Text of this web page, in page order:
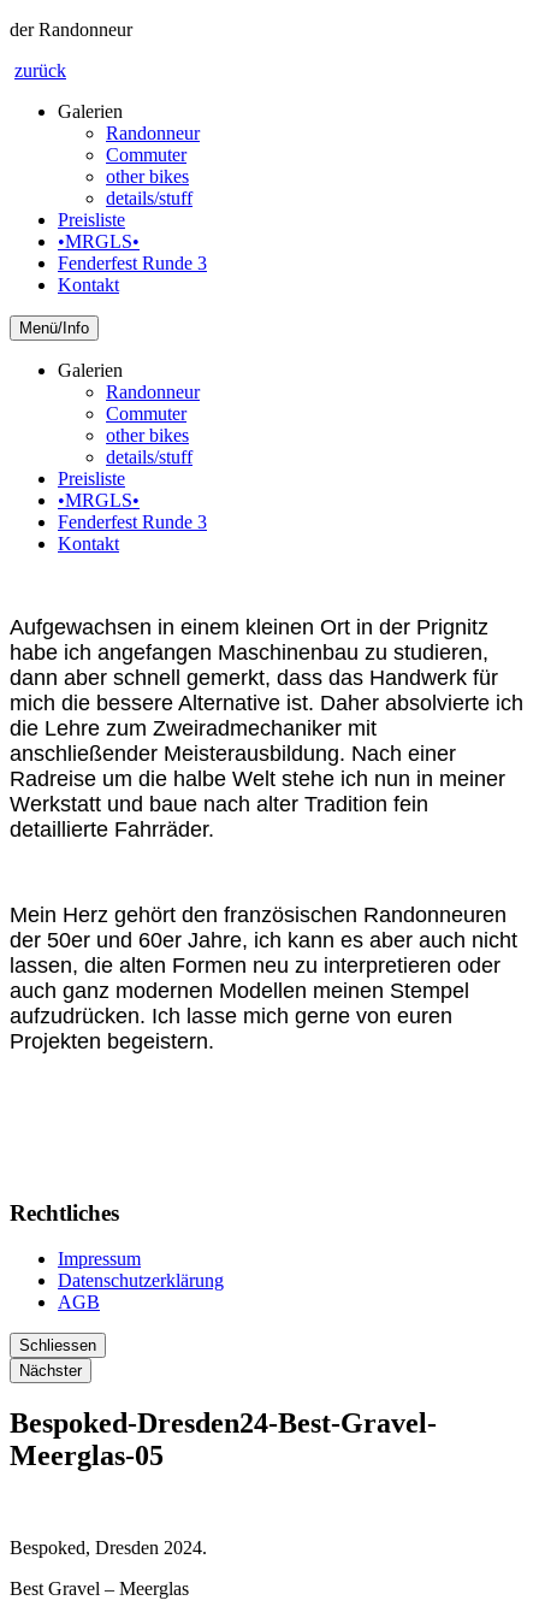
der Randonneur
zurück
Galerien
Randonneur
Commuter
other bikes
details/stuff
Preisliste
•MRGLS•
Fenderfest Runde 3
Kontakt
Info
Galerien
Randonneur
Commuter
other bikes
details/stuff
Preisliste
•MRGLS•
Fenderfest Runde 3
Kontakt
Aufgewachsen in einem kleinen Ort in der Prignitz
habe ich angefangen Maschinenbau zu studieren,
dann aber schnell gemerkt, dass das Handwerk für
mich die bessere Alternative ist. Daher absolvierte ich
die Lehre zum Zweiradmechaniker mit
anschließender Meisterausbildung. Nach einer
Radreise um die halbe Welt stehe ich nun in meiner
Werkstatt und baue nach alter Tradition fein
detaillierte Fahrräder.
Mein Herz gehört den französischen Randonneuren
der 50er und 60er Jahre, ich kann es aber auch nicht
lassen, die alten Formen neu zu interpretieren oder
auch ganz modernen Modellen meinen Stempel
aufzudrücken. Ich lasse mich gerne von euren
Projekten begeistern.
Rechtliches
Impressum
Datenschutzerklärung
AGB
Schliessen
Nächster
Bespoked-Dresden24-Best-Gravel-
Meerglas-05
Bespoked, Dresden 2024.
Best Gravel – Meerglas